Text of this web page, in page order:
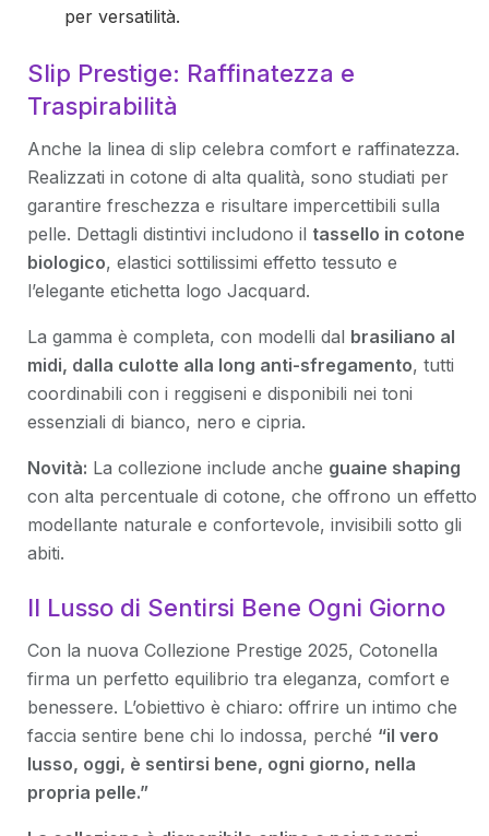
per versatilità.
Slip Prestige: Raffinatezza e
Traspirabilità
Anche la linea di slip celebra comfort e raffinatezza.
Realizzati in cotone di alta qualità, sono studiati per
garantire freschezza e risultare impercettibili sulla
pelle. Dettagli distintivi includono il tassello in cotone
biologico, elastici sottilissimi effetto tessuto e
l’elegante etichetta logo Jacquard.
La gamma è completa, con modelli dal brasiliano al
midi, dalla culotte alla long anti-sfregamento, tutti
coordinabili con i reggiseni e disponibili nei toni
essenziali di bianco, nero e cipria.
Novità: La collezione include anche guaine shaping
con alta percentuale di cotone, che offrono un effetto
modellante naturale e confortevole, invisibili sotto gli
abiti.
Il Lusso di Sentirsi Bene Ogni Giorno
Con la nuova Collezione Prestige 2025, Cotonella
firma un perfetto equilibrio tra eleganza, comfort e
benessere. L’obiettivo è chiaro: offrire un intimo che
faccia sentire bene chi lo indossa, perché “il vero
lusso, oggi, è sentirsi bene, ogni giorno, nella
propria pelle.”